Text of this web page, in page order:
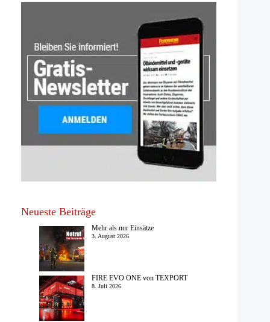
Neueste Beiträge
Mehr als nur Einsätze
3. August 2026
FIRE EVO ONE von TEXPORT
8. Juli 2026